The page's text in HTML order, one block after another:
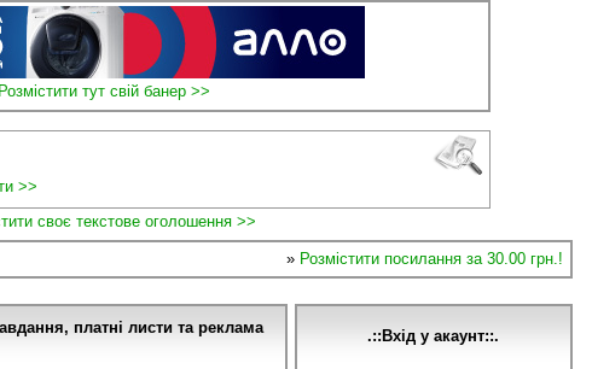
Розмістити тут свій банер >>
>>
своє текстове оголошення >>
» Розмістити посилання за 30.00 грн.!
платні листи та реклама
.::Вхід у акаунт::.